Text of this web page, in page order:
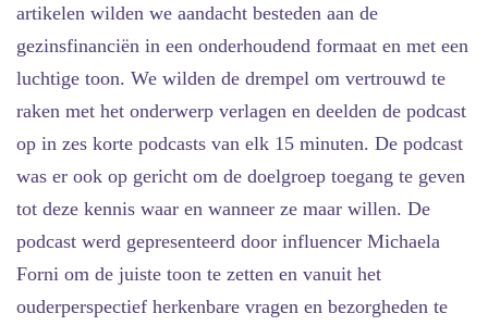
artikelen wilden we aandacht besteden aan de
gezinsfinanciën in een onderhoudend formaat en met een
luchtige toon. We wilden de drempel om vertrouwd te
raken met het onderwerp verlagen en deelden de podcast
op in zes korte podcasts van elk 15 minuten. De podcast
was er ook op gericht om de doelgroep toegang te geven
tot deze kennis waar en wanneer ze maar willen. De
podcast werd gepresenteerd door influencer Michaela
Forni om de juiste toon te zetten en vanuit het
ouderperspectief herkenbare vragen en bezorgheden te